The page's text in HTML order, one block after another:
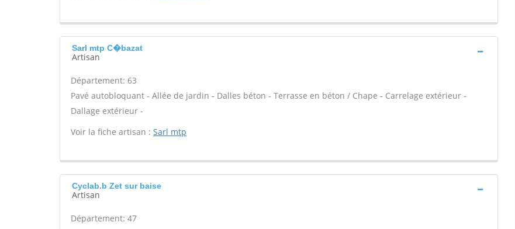
Sarl mtp C�bazat
Artisan
Département: 63
Pavé autobloquant - Allée de jardin - Dalles béton - Terrasse en béton / Chape - Carrelage extérieur -
Dallage extérieur -
Voir la fiche artisan : Sarl mtp
Cyclab.b Zet sur baise
Artisan
Département: 47